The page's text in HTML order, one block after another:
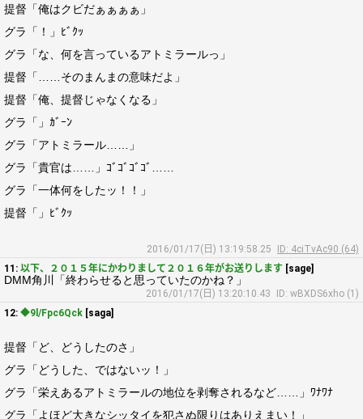
提督「俺はクビだぁぁぁぁ」
グラ「！」ﾋﾞｸｯ
グラ「な、何を言っているアトミラールっ」
提督「……そのまんまの意味だよ」
提督「俺、提督じゃなくなる」
グラ「」ｶﾞｰﾝ
グラ「アトミラール……」
グラ「貴官は……」ｺﾞｺﾞｺﾞｺﾞ……
グラ「一体何をしたッ！！」
提督「」ﾋﾞｸｯ
2016/01/17(日) 13:19:58.25
ID: 4ciTvAc90 (64)
11: 以下、２０１５年にかわりまして２０１６年がお送りします [sage]
DMM角川「終わらせると思っていたのかね？」
2016/01/17(日) 13:20:10.43
ID: wBXDS6xho (1)
12: ◆9l/Fpc6Qck [saga]
提督「ど、どうしたのさ」
グラ「どうした、ではないッ！」
グラ「栄えあるアトミラールの地位を剥奪されるなど……」ﾜﾅﾜﾅ
グラ「よほど大きなシッタイを犯さぬ限りはありえまい！」